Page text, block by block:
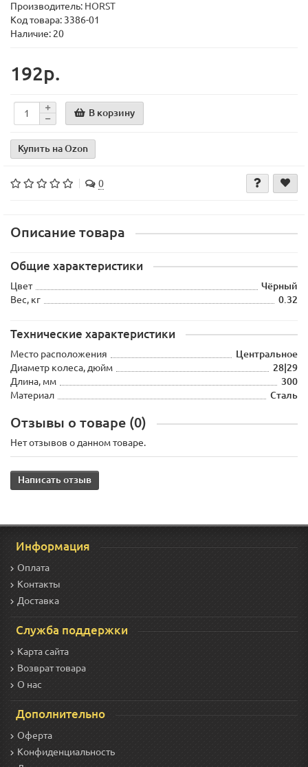
Производитель: HORST
Код товара: 3386-01
Наличие: 20
192р.
В корзину
Купить на Ozon
0
Описание товара
Общие характеристики
Цвет
Чёрный
Вес, кг
0.32
Технические характеристики
Место расположения
Центральное
Диаметр колеса, дюйм
28|29
Длина, мм
300
Материал
Сталь
Отзывы о товаре (0)
Нет отзывов о данном товаре.
Написать отзыв
Информация
Оплата
Контакты
Доставка
Служба поддержки
Карта сайта
Возврат товара
О нас
Дополнительно
Оферта
Конфиденциальность